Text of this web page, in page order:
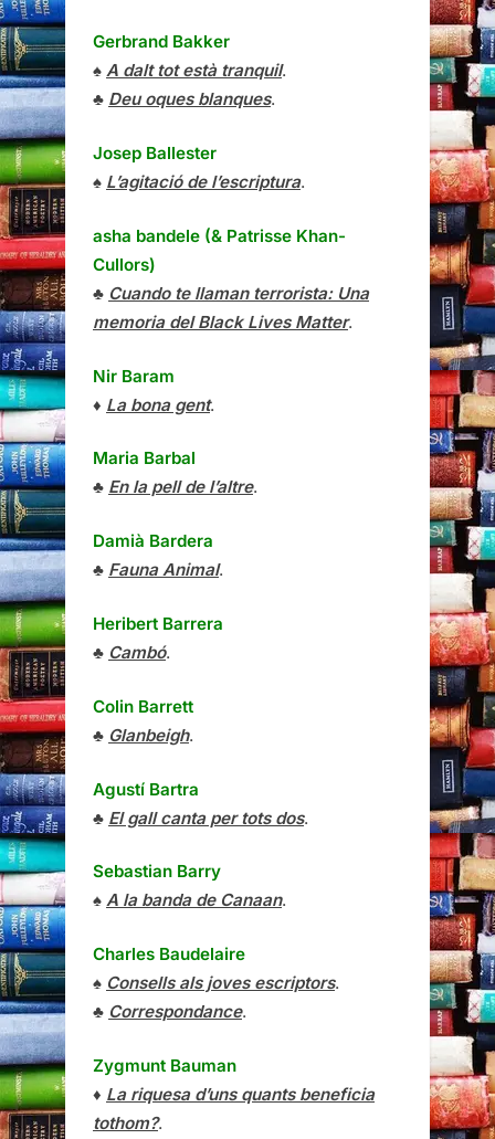
Gerbrand Bakker
♠ A dalt tot està tranquil.
♣ Deu oques blanques.
Josep Ballester
♠ L’agitació de l’escriptura.
asha bandele (& Patrisse Khan-
Cullors)
♣ Cuando te llaman terrorista: Una
memoria del Black Lives Matter.
Nir Baram
♦ La bona gent.
Maria Barbal
♣ En la pell de l’altre.
Damià Bardera
♣ Fauna Animal.
Heribert Barrera
♣ Cambó.
Colin Barrett
♣ Glanbeigh.
Agustí Bartra
♣ El gall canta per tots dos.
Sebastian Barry
♠ A la banda de Canaan.
Charles Baudelaire
♠ Consells als joves escriptors.
♣ Correspondance.
Zygmunt Bauman
♦ La riquesa d’uns quants beneficia
tothom?.